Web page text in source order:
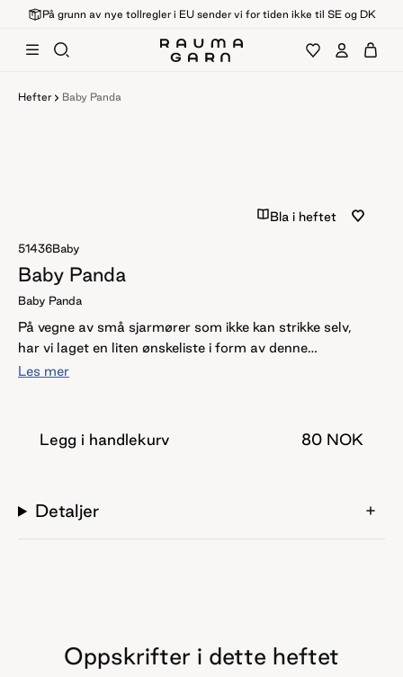
På grunn av nye tollregler i EU sender vi for tiden ikke til SE og DK
Hefter Baby Panda
Bla i heftet
51436Baby
Baby Panda
Baby Panda
På vegne av små sjarmører som ikke kan strikke selv,
har vi laget en liten ønskeliste i form av denne
kolleksjonen. For nå når det begynner å bli kaldere,
rompere til å ha over strømpebuksa, dresser til å ha på
trilletur, og jakker til når som helst. Oppskriftene finnes i
Les mer
Legg i handlekurv 80 NOK
Detaljer
Oppskrifter i dette heftet